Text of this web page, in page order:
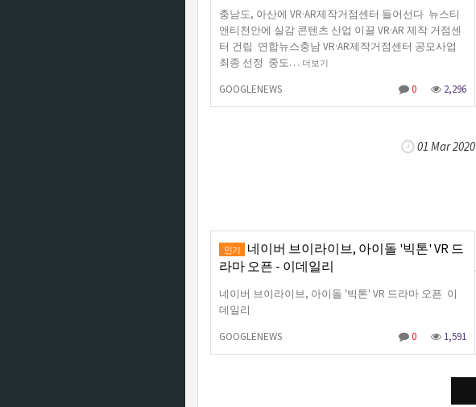
충남도, 아산에 VR·AR제작거점센터 들어선다 뉴스티
앤티천안에 실감 콘텐츠 산업 이끌 VR·AR 제작 거점센
터 건립 연합뉴스충남 VR·AR제작거점센터 공모사업
최종 선정 중도… 더보기
GOOGLENEWS 0 2,296
01 Mar 2020
인기 네이버 브이라이브, 아이돌 '빅톤' VR 드
라마 오픈 - 이데일리
네이버 브이라이브, 아이돌 '빅톤' VR 드라마 오픈 이
데일리
GOOGLENEWS
0 1,591